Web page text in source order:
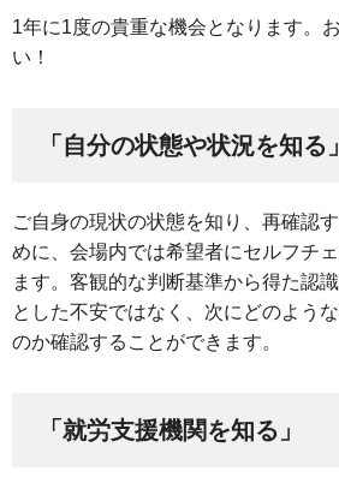
1年に1度の貴重な機会となります。
い！
「自分の状態や状況を知る」
ご自身の現状の状態を知り、再確認
めに、会場内では希望者にセルフチ
ます。客観的な判断基準から得た認
とした不安ではなく、次にどのよう
のか確認することができます。
「就労支援機関を知る」